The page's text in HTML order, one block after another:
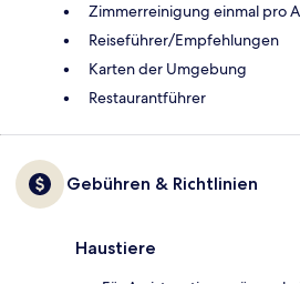
Zimmerreinigung einmal pro
Reiseführer/Empfehlungen
Karten der Umgebung
Restaurantführer
Gebühren & Richtlinien
Haustiere